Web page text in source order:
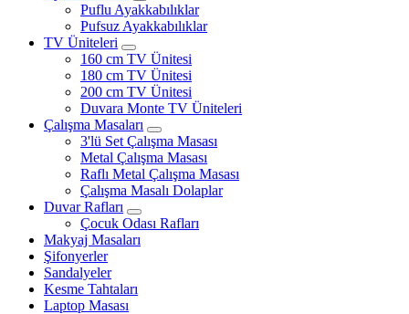
Puflu Ayakkabılıklar
Pufsuz Ayakkabılıklar
TV Üniteleri
160 cm TV Ünitesi
180 cm TV Ünitesi
200 cm TV Ünitesi
Duvara Monte TV Üniteleri
Çalışma Masaları
3'lü Set Çalışma Masası
Metal Çalışma Masası
Raflı Metal Çalışma Masası
Çalışma Masalı Dolaplar
Duvar Rafları
Çocuk Odası Rafları
Makyaj Masaları
Şifonyerler
Sandalyeler
Kesme Tahtaları
Laptop Masası